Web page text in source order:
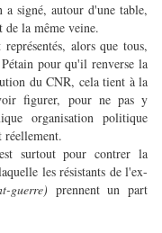
signé, autour d'une table,
la même veine.
alors que tous,
pour qu'il renverse la
du CNR, cela tient à la
figurer, pour ne pas y
organisation politique
réellement.
surtout pour contrer la
les résistants de l'ex-
guerre) prennent un part